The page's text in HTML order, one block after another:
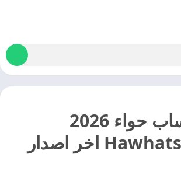
تحميل واتساب حواء 2026
HawhatsApp APK اخر اصدار